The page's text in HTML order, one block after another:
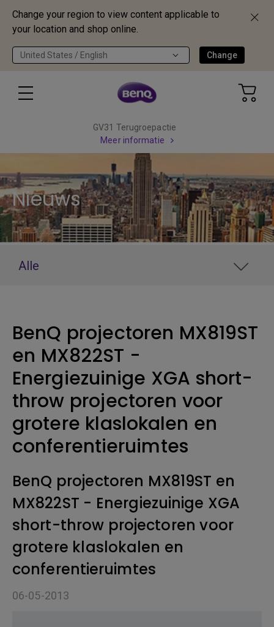
Change your region to view content applicable to
your location and shop online.
United States / English Change
GV31 Terugroepactie
Meer informatie
Nieuws
Alle
BenQ projectoren MX819ST
en MX822ST -
Energiezuinige XGA short-
throw projectoren voor
grotere klaslokalen en
conferentieruimtes
BenQ projectoren MX819ST en
MX822ST - Energiezuinige XGA
short-throw projectoren voor
grotere klaslokalen en
conferentieruimtes
06-05-2013